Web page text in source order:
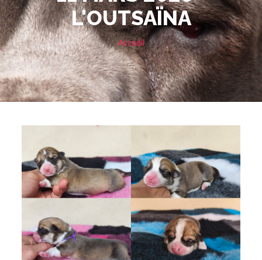
L'OUTSAÏNA
Accueil